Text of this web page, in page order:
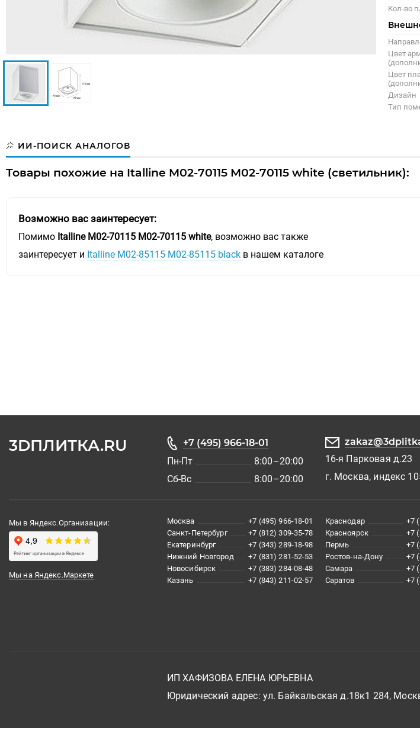
Кол-во
Цвет
Цвет
Дизайн
Тип
ИИ-ПОИСК АНАЛОГОВ
Товары похожие на Italline M02-70115 M02-70115 white (светильник):
Возможно вас заинтересует:
Помимо Italline M02-70115 M02-70115 white, возможно вас также
заинтересует и Italline M02-85115 M02-85115 black в нашем каталоге
3DПЛИТКА.RU
+7 (495) 966-18-01
Пн-Пт
8:00–20:00
Сб-Вс
8:00–20:00
16-я Парковая д.23
г. Москва, индекс
Мы в Яндекс.Организации:
Мы на Яндекс.Маркете
Москва
+7 (495) 966-18-01
Санкт-Петербург
+7 (812) 309-35-78
Екатеринбург
+7 (343) 289-18-98
Нижний Новгород
+7 (831) 281-52-53
Новосибирск
+7 (383) 284-08-48
Казань
+7 (843) 211-02-57
Краснодар
+7
Красноярск
+7
Пермь
+7
Ростов-на-Дону
+7
Самара
+7
Саратов
+7
ИП ХАФИЗОВА ЕЛЕНА ЮРЬЕВНА
Юридический адрес: ул. Байкальская д.18к1 284,